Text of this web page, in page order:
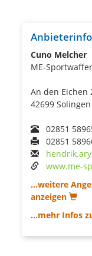
Cuno Melcher
ME-
An den Eichen
42699
02851
02851
www.me-
...weitere
anzeigen
...mehr Infos